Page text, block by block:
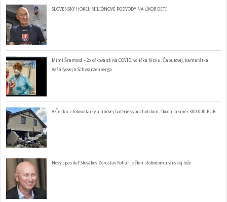
SLOVENSKÝ HOKEJ: MILIÓNOVÉ PODVODY NA ÚKOR DETÍ
Mimi Šramová – 2x očkovaná na COVID, volička Kisku, Čaputovej, kamarátka
Vašáryovej a Schwarzenberga
V Česku z fotovoltaiky a lítiovej batérie vybuchol dom, škoda takmer 300 000 EUR
Nový spasiteľ Slovákov Zoroslav Kollár je člen slobodomurárskej lóže